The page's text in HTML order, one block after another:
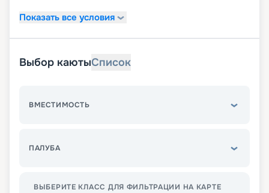
Показать все условия
Выбор каютыСписок
ВМЕСТИМОСТЬ
ПАЛУБА
ВЫБЕРИТЕ КЛАСС ДЛЯ ФИЛЬТРАЦИИ НА КАРТЕ